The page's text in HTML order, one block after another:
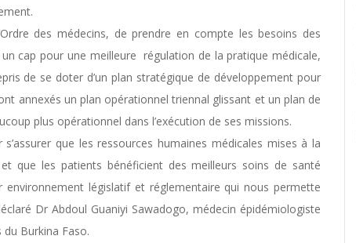
des médecins, de prendre en compte les besoins des
cap pour une meilleure régulation de la pratique médicale,
de se doter d’un plan stratégique de développement pour
annexés un plan opérationnel triennal glissant et un plan de
plus opérationnel dans l’exécution de ses missions.
que les ressources humaines médicales mises à la
que les patients bénéficient des meilleurs soins de santé
environnement législatif et réglementaire qui nous permette
Dr Abdoul Guaniyi Sawadogo, médecin épidémiologiste
du Burkina Faso.